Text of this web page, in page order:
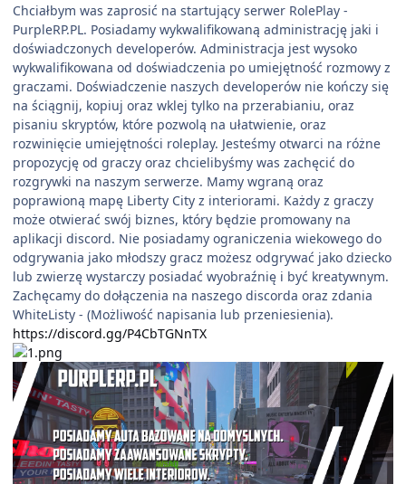
Chciałbym was zaprosić na startujący serwer RolePlay -
PurpleRP.PL. Posiadamy wykwalifikowaną administrację jaki i
doświadczonych developerów. Administracja jest wysoko
wykwalifikowana od doświadczenia po umiejętność rozmowy z
graczami. Doświadczenie naszych developerów nie kończy się
na ściągnij, kopiuj oraz wklej tylko na przerabianiu, oraz
pisaniu skryptów, które pozwolą na ułatwienie, oraz
rozwinięcie umiejętności roleplay. Jesteśmy otwarci na różne
propozycję od graczy oraz chcielibyśmy was zachęcić do
rozgrywki na naszym serwerze. Mamy wgraną oraz
poprawioną mapę Liberty City z interiorami. Każdy z graczy
może otwierać swój biznes, który będzie promowany na
aplikacji discord. Nie posiadamy ograniczenia wiekowego do
odgrywania jako młodszy gracz możesz odgrywać jako dziecko
lub zwierzę wystarczy posiadać wyobraźnię i być kreatywnym.
Zachęcamy do dołączenia na naszego discorda oraz zdania
WhiteListy - (Możliwość napisania lub przeniesienia).
https://discord.gg/P4CbTGNnTX